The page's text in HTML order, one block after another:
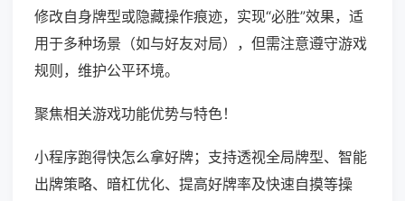
修改自身牌型或隐藏操作痕迹，实现“必胜”效果，适
用于多种场景（如与好友对局），但需注意遵守游戏
规则，维护公平环境。
聚焦相关游戏功能优势与特色！
小程序跑得快怎么拿好牌；支持透视全局牌型、智能
出牌策略、暗杠优化、提高好牌率及快速自摸等操